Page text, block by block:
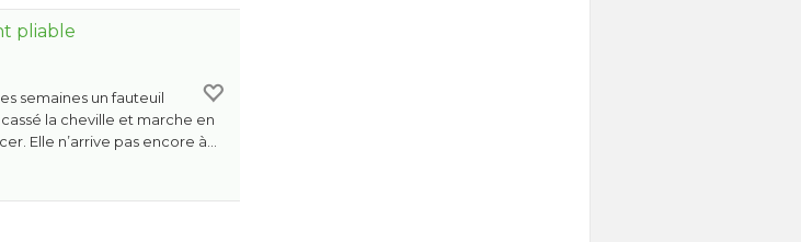
pliable
semaines un fauteuil
la cheville et marche en
Elle n’arrive pas encore à…